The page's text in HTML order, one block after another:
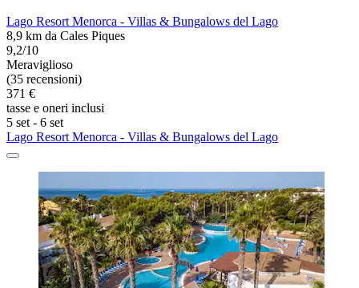
Lago Resort Menorca - Villas & Bungalows del Lago
8,9 km da Cales Piques
9,2/10
Meraviglioso
(35 recensioni)
371 €
tasse e oneri inclusi
5 set - 6 set
Lago Resort Menorca - Villas & Bungalows del Lago